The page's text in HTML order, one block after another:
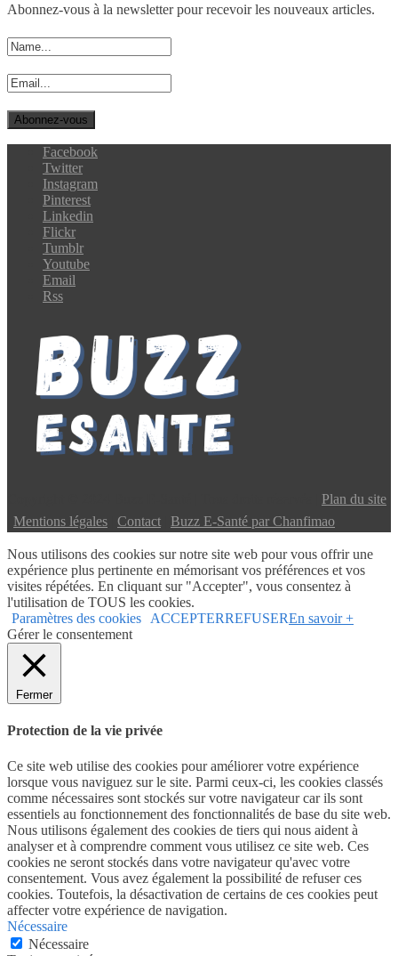
Abonnez-vous à la newsletter pour recevoir les nouveaux articles.
Facebook
Twitter
Instagram
Pinterest
Linkedin
Flickr
Tumblr
Youtube
Email
Rss
Plan du site
Mentions légales Contact Buzz E-Santé par Chanfimao
Nous utilisons des cookies sur notre site web pour vous offrir une
expérience plus pertinente en mémorisant vos préférences et vos
visites répétées. En cliquant sur "Accepter", vous consentez à
l'utilisation de TOUS les cookies.
Paramètres des cookies
ACCEPTERREFUSEREn savoir +
Gérer le consentement
Fermer
Protection de la vie privée
Ce site web utilise des cookies pour améliorer votre expérience
lorsque vous naviguez sur le site. Parmi ceux-ci, les cookies classés
comme nécessaires sont stockés sur votre navigateur car ils sont
essentiels au fonctionnement des fonctionnalités de base du site web.
Nous utilisons également des cookies de tiers qui nous aident à
analyser et à comprendre comment vous utilisez ce site web. Ces
cookies ne seront stockés dans votre navigateur qu'avec votre
consentement. Vous avez également la possibilité de refuser ces
cookies. Toutefois, la désactivation de certains de ces cookies peut
affecter votre expérience de navigation.
Nécessaire
Nécessaire